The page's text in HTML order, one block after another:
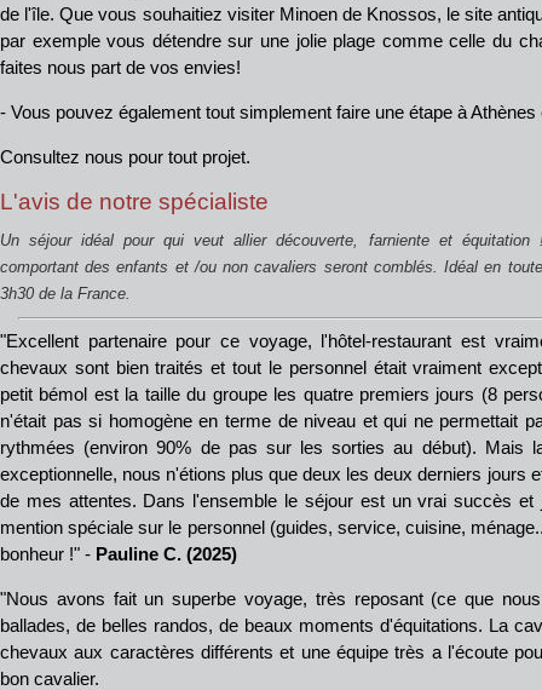
de l'île. Que vous souhaitiez visiter Minoen de Knossos, le site
par exemple vous détendre sur une jolie plage comme celle du
faites nous part de vos envies!
- Vous pouvez également tout simplement faire une étape à
Consultez nous pour tout projet.
L'avis de notre spécialiste
Un séjour idéal pour qui veut allier découverte, farniente et
comportant des enfants et /ou non cavaliers seront comblés. Idéal en
3h30 de la France.
"Excellent partenaire pour ce voyage, l'hôtel-restaurant est
chevaux sont bien traités et tout le personnel était vraiment
petit bémol est la taille du groupe les quatre premiers jours (8
n'était pas si homogène en terme de niveau et qui ne permettait
rythmées (environ 90% de pas sur les sorties au début). Mais
exceptionnelle, nous n'étions plus que deux les deux derniers jours
de mes attentes. Dans l'ensemble le séjour est un vrai succès et
mention spéciale sur le personnel (guides, service, cuisine,
bonheur !" - Pauline C. (2025)
"Nous avons fait un superbe voyage, très reposant (ce que
ballades, de belles randos, de beaux moments d'équitations. La
chevaux aux caractères différents et une équipe très a l'écoute
bon cavalier.